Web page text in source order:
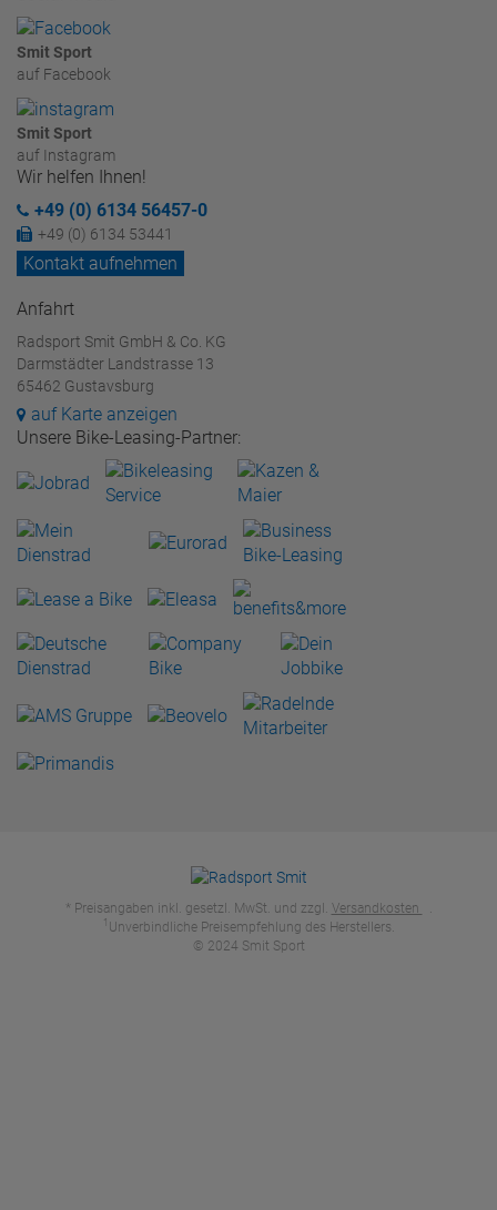
Smit Sport
auf Facebook
Smit Sport
auf Instagram
Wir helfen Ihnen!
+49 (0) 6134 56457-0
+49 (0) 6134 53441
Kontakt aufnehmen
Anfahrt
Radsport Smit GmbH & Co. KG
Darmstädter Landstrasse 13
65462 Gustavsburg
auf Karte anzeigen
Unsere Bike-Leasing-Partner:
* Preisangaben inkl. gesetzl. MwSt. und zzgl. Versandkosten .
1 Unverbindliche Preisempfehlung des Herstellers.
© 2024 Smit Sport